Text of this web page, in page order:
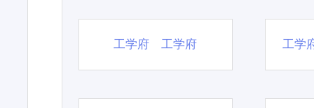
工学府 工学府 工学